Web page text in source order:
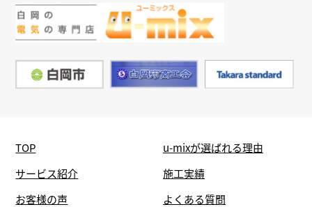
TOP
u-mixが選ばれる理由
サービス紹介
施工実績
お客様の声
よくある質問